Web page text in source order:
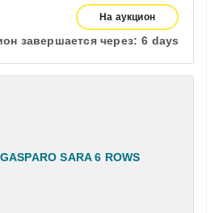
На аукцион
завершается через: 6 days